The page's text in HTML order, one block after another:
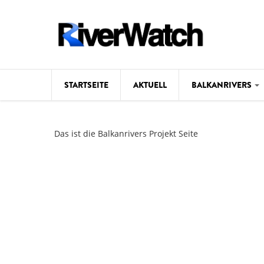
STARTSEITE AKTUELL BALKANRIVERS
Das ist die Balkanrivers Projekt Seite